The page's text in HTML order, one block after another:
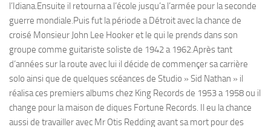
l’Idiana.Ensuite il retourna a l’école jusqu’a l’armée pour la seconde
guerre mondiale.Puis fut la période a Détroit avec la chance de
croisé Monsieur John Lee Hooker et le qui le prends dans son
groupe comme guitariste soliste de 1942 a 1962.Après tant
d’années sur la route avec lui il décide de commençer sa carrière
solo ainsi que de quelques scéances de Studio » Sid Nathan » il
réalisa ces premiers albums chez King Records de 1953 a 1958 ou il
change pour la maison de diques Fortune Records. Il eu la chance
aussi de travailler avec Mr Otis Redding avant sa mort pour des